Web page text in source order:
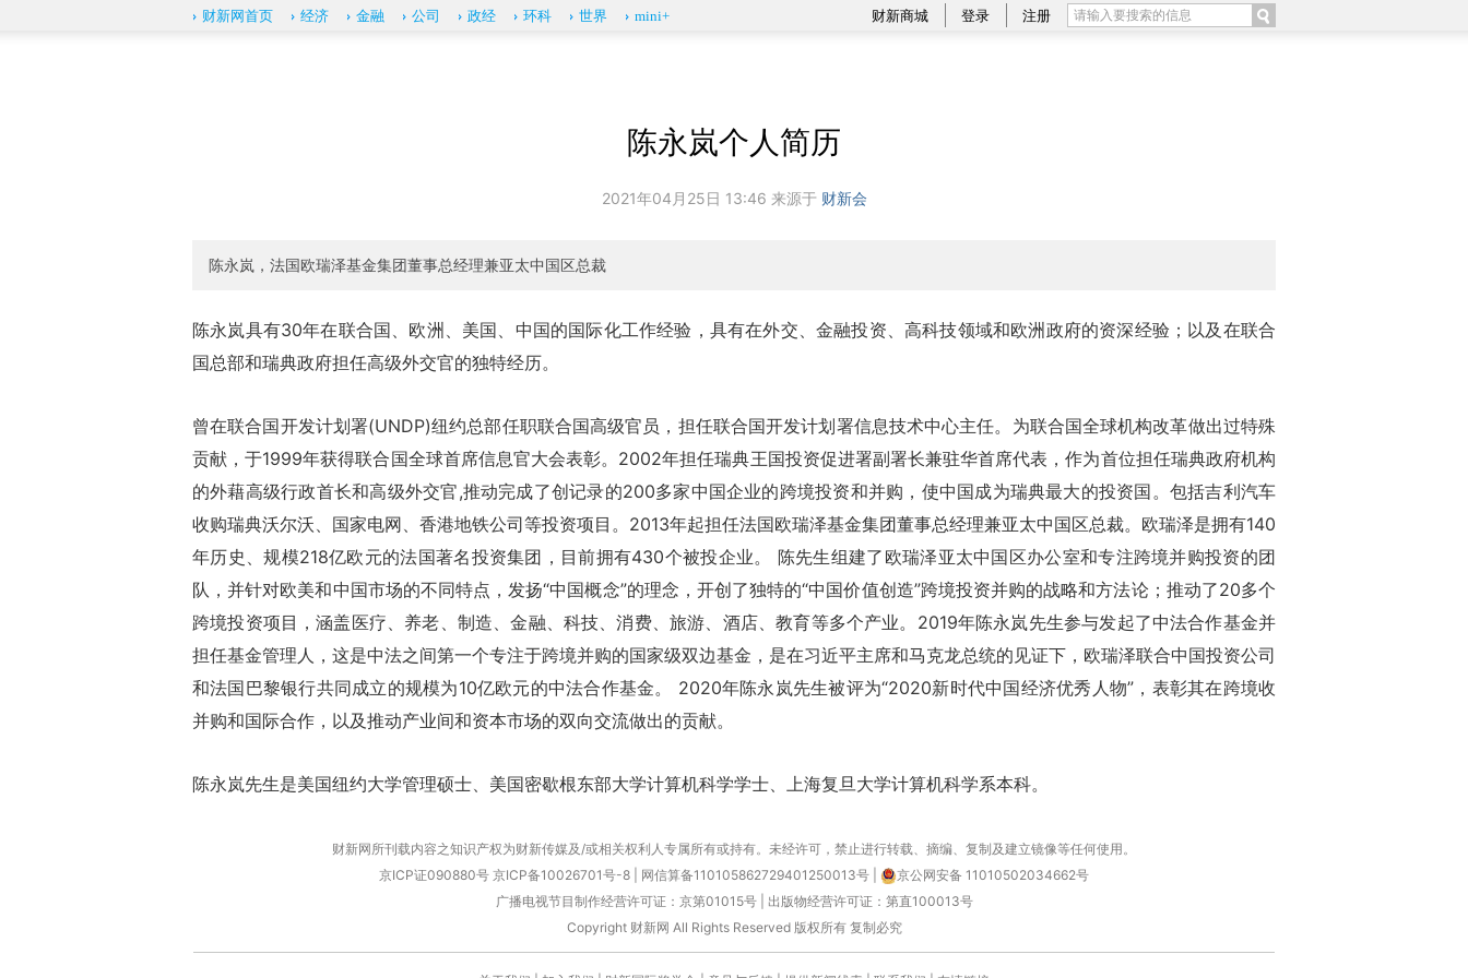
财新商城 登录 注册
财新网首页 经济 金融 公司 政经 环科 世界 mini+
陈永岚个人简历
2021年04月25日 13:46 来源于 财新会
陈永岚，法国欧瑞泽基金集团董事总经理兼亚太中国区总裁
陈永岚具有30年在联合国、欧洲、美国、中国的国际化工作经验，具有在外交、金融投资、高科技领域和欧洲政府的资深经验；以及在联合
国总部和瑞典政府担任高级外交官的独特经历。
曾在联合国开发计划署(UNDP)纽约总部任职联合国高级官员，担任联合国开发计划署信息技术中心主任。为联合国全球机构改革做出过特殊
贡献，于1999年获得联合国全球首席信息官大会表彰。2002年担任瑞典王国投资促进署副署长兼驻华首席代表，作为首位担任瑞典政府机构
的外藉高级行政首长和高级外交官,推动完成了创记录的200多家中国企业的跨境投资和并购，使中国成为瑞典最大的投资国。包括吉利汽车
收购瑞典沃尔沃、国家电网、香港地铁公司等投资项目。2013年起担任法国欧瑞泽基金集团董事总经理兼亚太中国区总裁。欧瑞泽是拥有140
年历史、规模218亿欧元的法国著名投资集团，目前拥有430个被投企业。 陈先生组建了欧瑞泽亚太中国区办公室和专注跨境并购投资的团
队，并针对欧美和中国市场的不同特点，发扬“中国概念”的理念，开创了独特的“中国价值创造”跨境投资并购的战略和方法论；推动了20多个
跨境投资项目，涵盖医疗、养老、制造、金融、科技、消费、旅游、酒店、教育等多个产业。2019年陈永岚先生参与发起了中法合作基金并
担任基金管理人，这是中法之间第一个专注于跨境并购的国家级双边基金，是在习近平主席和马克龙总统的见证下，欧瑞泽联合中国投资公司
和法国巴黎银行共同成立的规模为10亿欧元的中法合作基金。 2020年陈永岚先生被评为“2020新时代中国经济优秀人物”，表彰其在跨境收
并购和国际合作，以及推动产业间和资本市场的双向交流做出的贡献。
陈永岚先生是美国纽约大学管理硕士、美国密歇根东部大学计算机科学学士、上海复旦大学计算机科学系本科。
财新网所刊载内容之知识产权为财新传媒及/或相关权利人专属所有或持有。未经许可，禁止进行转载、摘编、复制及建立镜像等任何使用。
京ICP证090880号 京ICP备10026701号-8 网信算备110105862729401250013号
京公网安备 11010502034662号
广播电视节目制作经营许可证：京第01015号| 出版物经营许可证：第直100013号
Copyright 财新网 All Rights Reserved 版权所有 复制必究